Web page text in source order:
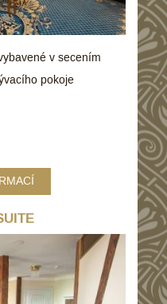
v secením
pokoje